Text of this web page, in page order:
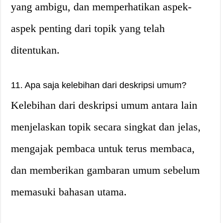
yang ambigu, dan memperhatikan aspek-
aspek penting dari topik yang telah
ditentukan.
11. Apa saja kelebihan dari deskripsi umum?
Kelebihan dari deskripsi umum antara lain
menjelaskan topik secara singkat dan jelas,
mengajak pembaca untuk terus membaca,
dan memberikan gambaran umum sebelum
memasuki bahasan utama.